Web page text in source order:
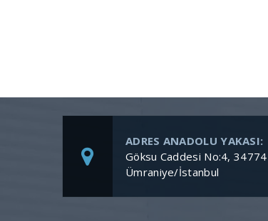
ADRES ANADOLU YAKASI:
Göksu Caddesi No:4, 34774
Ümraniye/İstanbul